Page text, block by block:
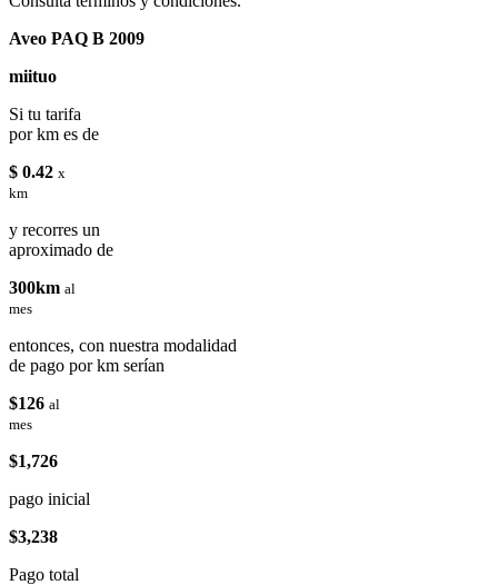
Aveo PAQ B 2009
miituo
Si tu tarifa
por km es de
$ 0.42 x
km
y recorres un
aproximado de
300km al
mes
entonces, con nuestra modalidad
de pago por km serían
$126 al
mes
$1,726
pago inicial
$3,238
Pago total